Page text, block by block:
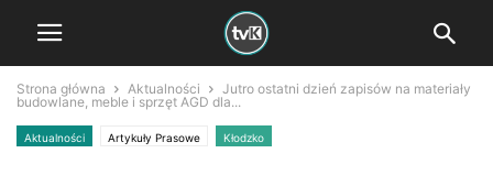
Strona główna Aktualności
Jutro ostatni dzień zapisów na materiały
budowlane, meble i sprzęt AGD dla...
Aktualności Artykuły Prasowe Kłodzko